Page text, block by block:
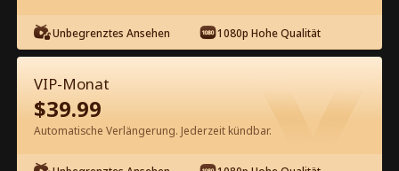
Kostenlos in der App ansehen
Unbegrenztes Ansehen 1080p Hohe Qualität
VIP-Monat
$39.99
Automatische Verlängerung. Jederzeit kündbar.